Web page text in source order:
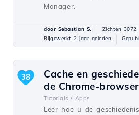
Manager.
door Sebastian S.
Zichten 3072
Bijgewerkt 2 jaar geleden
Cache en
de Chrome-browser
Tutorials / Apps
Leer hoe u de
38